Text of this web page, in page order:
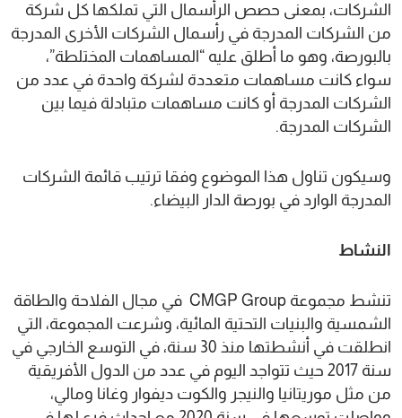
الشركات، بمعنى حصص الرأسمال التي تملكها كل شركة
من الشركات المدرجة في رأسمال الشركات الأخرى المدرجة
بالبورصة، وهو ما أطلق عليه “المساهمات المختلطة”،
سواء كانت مساهمات متعددة لشركة واحدة في عدد من
الشركات المدرجة أو كانت مساهمات متبادلة فيما بين
الشركات المدرجة.
وسيكون تناول هذا الموضوع وفقا ترتيب قائمة الشركات
المدرجة الوارد في بورصة الدار البيضاء.
النشاط
تنشط مجموعة CMGP Group في مجال الفلاحة والطاقة
الشمسية والبنيات التحتية المائية، وشرعت المجموعة، التي
انطلقت في أنشطتها منذ 30 سنة، في التوسع الخارجي في
سنة 2017 حيث تتواجد اليوم في عدد من الدول الأفريقية
من مثل موريتانيا والنيجر والكوت ديفوار وغانا ومالي،